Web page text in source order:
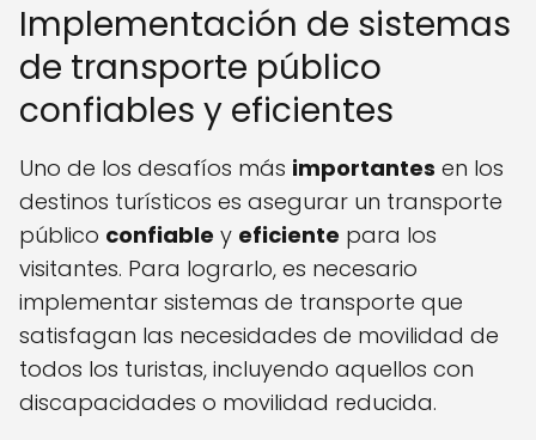
Implementación de sistemas
de transporte público
confiables y eficientes
Uno de los desafíos más importantes en los
destinos turísticos es asegurar un transporte
público confiable y eficiente para los
visitantes. Para lograrlo, es necesario
implementar sistemas de transporte que
satisfagan las necesidades de movilidad de
todos los turistas, incluyendo aquellos con
discapacidades o movilidad reducida.